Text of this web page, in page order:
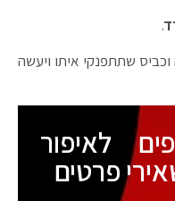
.
שתתפנקי איתו ויעשה
לאיפור
פרטים